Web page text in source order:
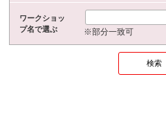
ワークショッ
プ名で選ぶ
※部分一致可